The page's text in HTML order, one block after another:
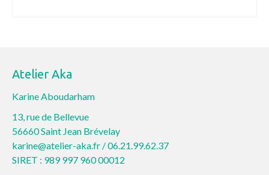
Atelier Aka
Karine Aboudarham
13, rue de Bellevue
56660 Saint Jean Brévelay
karine@atelier-aka.fr /06.21.99.62.37
SIRET : 989 997 960 00012